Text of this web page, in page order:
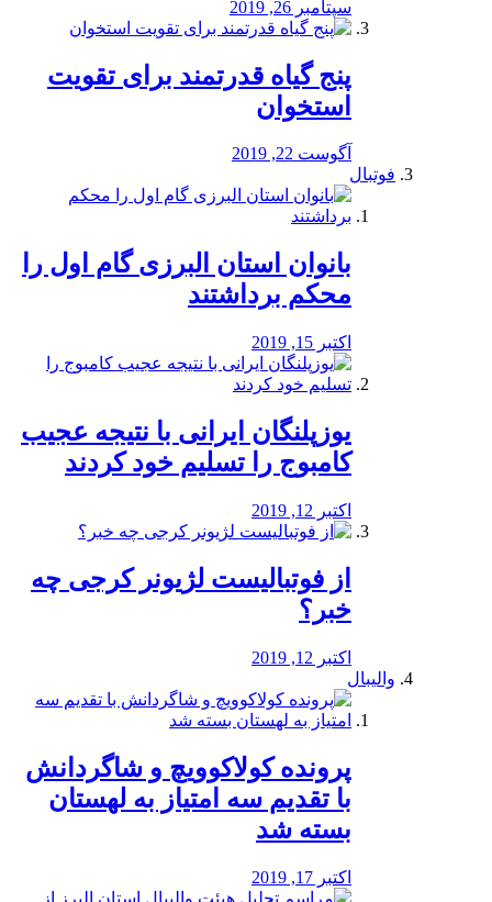
سپتامبر 26, 2019
پنج گیاه قدرتمند برای تقویت
استخوان
آگوست 22, 2019
فوتبال
بانوان استان البرزی گام اول را
محكم برداشتند
اکتبر 15, 2019
یوزپلنگان ایرانی با نتیجه عجیب
کامبوج را تسلیم خود کردند
اکتبر 12, 2019
از فوتبالیست لژیونر کرجی چه
خبر؟
اکتبر 12, 2019
والیبال
پرونده کولاکوویچ و شاگردانش
با تقدیم سه امتیاز به لهستان
بسته شد
اکتبر 17, 2019